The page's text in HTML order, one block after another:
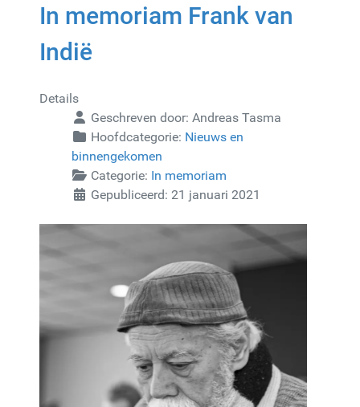
In memoriam Frank van
Indië
Details
Geschreven door: Andreas Tasma
Hoofdcategorie: Nieuws en
binnengekomen
Categorie: In memoriam
Gepubliceerd: 21 januari 2021